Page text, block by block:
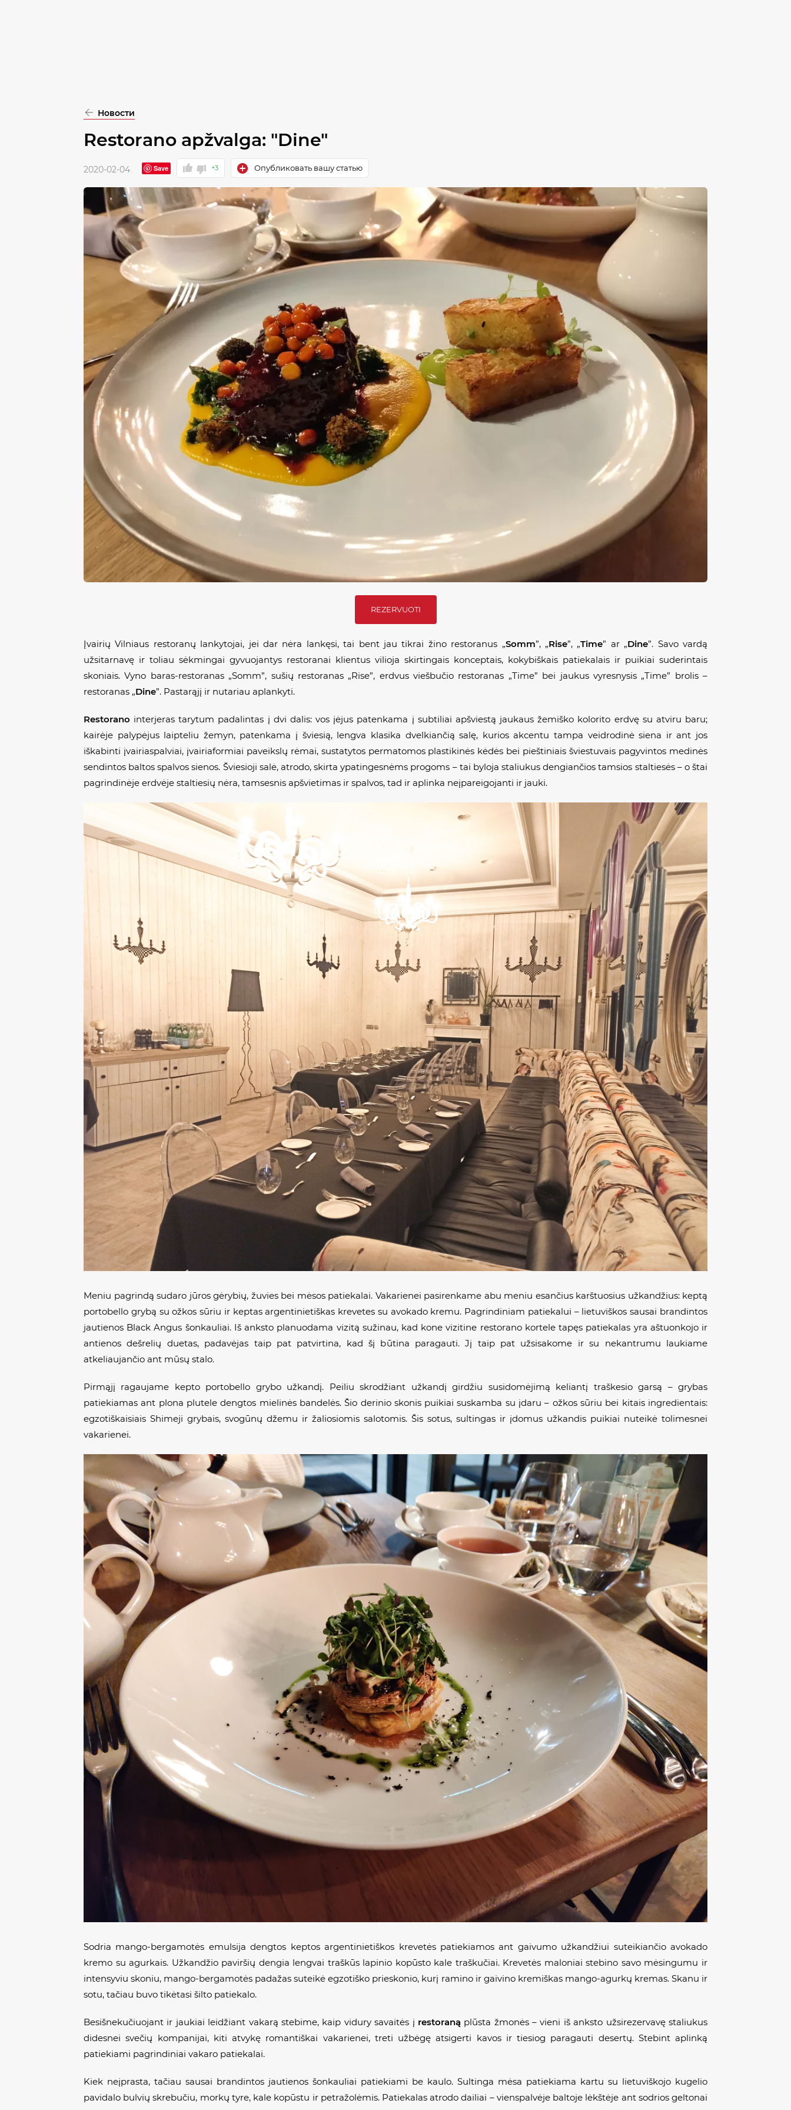
Новости
Restorano apžvalga: "Dine"
2020-02-04 Save +3 Опубликовать вашу статью
REZERVUOTI
Įvairių Vilniaus restoranų lankytojai, jei dar nėra lankęsi, tai bent jau tikrai žino restoranus „Somm”, „Rise”, „Time” ar „Dine”. Savo vardą
užsitarnavę ir toliau sėkmingai gyvuojantys restoranai klientus vilioja skirtingais konceptais, kokybiškais patiekalais ir puikiai suderintais
skoniais. Vyno baras-restoranas „Somm”, sušių restoranas „Rise”, erdvus viešbučio restoranas „Time” bei jaukus vyresnysis „Time” brolis –
restoranas „Dine”. Pastarąjį ir nutariau aplankyti.
Restorano interjeras tarytum padalintas į dvi dalis: vos įėjus patenkama į subtiliai apšviestą jaukaus žemiško kolorito erdvę su atviru baru;
kairėje palypėjus laipteliu žemyn, patenkama į šviesią, lengva klasika dvelkiančią salę, kurios akcentu tampa veidrodinė siena ir ant jos
iškabinti įvairiaspalviai, įvairiaformiai paveikslų rėmai, sustatytos permatomos plastikinės kėdės bei pieštiniais šviestuvais pagyvintos medinės
sendintos baltos spalvos sienos. Šviesioji salė, atrodo, skirta ypatingesnėms progoms – tai byloja staliukus dengiančios tamsios staltiesės – o štai
pagrindinėje erdvėje staltiesių nėra, tamsesnis apšvietimas ir spalvos, tad ir aplinka neįpareigojanti ir jauki.
Meniu pagrindą sudaro jūros gėrybių, žuvies bei mėsos patiekalai. Vakarienei pasirenkame abu meniu esančius karštuosius užkandžius: keptą
portobello grybą su ožkos sūriu ir keptas argentinietiškas krevetes su avokado kremu. Pagrindiniam patiekalui – lietuviškos sausai brandintos
jautienos Black Angus šonkauliai. Iš anksto planuodama vizitą sužinau, kad kone vizitine restorano kortele tapęs patiekalas yra aštuonkojo ir
antienos dešrelių duetas, padavėjas taip pat patvirtina, kad šį būtina paragauti. Jį taip pat užsisakome ir su nekantrumu laukiame
atkeliaujančio ant mūsų stalo.
Pirmąjį ragaujame kepto portobello grybo užkandį. Peiliu skrodžiant užkandį girdžiu susidomėjimą keliantį traškesio garsą – grybas
patiekiamas ant plona plutele dengtos mielinės bandelės. Šio derinio skonis puikiai suskamba su įdaru – ožkos sūriu bei kitais ingredientais:
egzotiškaisiais Shimeji grybais, svogūnų džemu ir žaliosiomis salotomis. Šis sotus, sultingas ir įdomus užkandis puikiai nuteikė tolimesnei
vakarienei.
Sodria mango-bergamotės emulsija dengtos keptos argentinietiškos krevetės patiekiamos ant gaivumo užkandžiui suteikiančio avokado
kremo su agurkais. Užkandžio paviršių dengia lengvai traškūs lapinio kopūsto kale traškučiai. Krevetės maloniai stebino savo mėsingumu ir
intensyviu skoniu, mango-bergamotės padažas suteikė egzotiško prieskonio, kurį ramino ir gaivino kremiškas mango-agurkų kremas. Skanu ir
sotu, tačiau buvo tikėtasi šilto patiekalo.
Besišnekučiuojant ir jaukiai leidžiant vakarą stebime, kaip vidury savaitės į restoraną plūsta žmonės – vieni iš anksto užsirezervavę staliukus
didesnei svečių kompanijai, kiti atvykę romantiškai vakarienei, treti užbėgę atsigerti kavos ir tiesiog paragauti desertų. Stebint aplinką
patiekiami pagrindiniai vakaro patiekalai.
Kiek neįprasta, tačiau sausai brandintos jautienos šonkauliai patiekiami be kaulo. Sultinga mėsa patiekiama kartu su lietuviškojo kugelio
pavidalo bulvių skrebučiu, morkų tyre, kale kopūstu ir petražolėmis. Patiekalas atrodo dailiai – vienspalvėje baltoje lėkštėje ant sodrios geltonai